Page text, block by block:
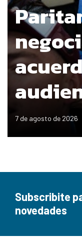
7 de agosto de 2026
Subscribite
novedades